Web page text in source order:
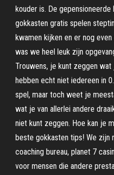
kouder is. De
gokkasten gratis spelen
kwamen kijken en er nog
was we heel leuk zijn
Trouwens, je kunt zeggen
hebben echt niet iedereen in
spel, maar toch weet je
wat je van allerlei andere
niet kunt zeggen. Hoe kan je
beste gokkasten tips! We zijn
coaching bureau, planet 7
voor mensen die andere